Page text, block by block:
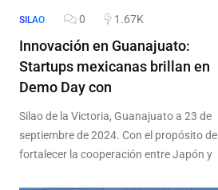
SILAO 0 1.67K
Innovación en Guanajuato:
Startups mexicanas brillan en
Demo Day con
Silao de la Victoria, Guanajuato a 23 de
septiembre de 2024. Con el propósito de
fortalecer la cooperación entre Japón y